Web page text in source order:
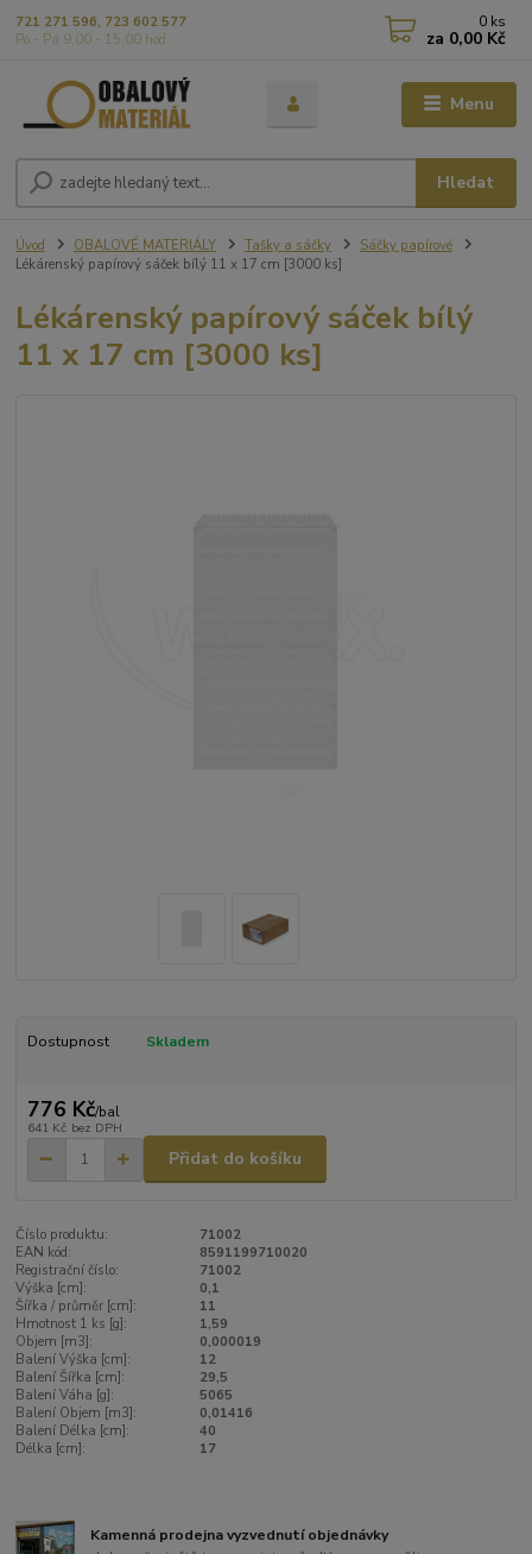
Menu
Hledat
721 271 596, 723 602 577
Po - Pá 9,00 - 15,00 hod
0 ks
za 0,00 Kč
Úvod OBALOVÉ MATERIÁLY Tašky a sáčky
Sáčky papírové
Lékárenský papírový sáček bílý 11 x 17 cm [3000 ks]
Lékárenský papírový sáček bílý
11 x 17 cm [3000 ks]
Dostupnost Skladem
776 Kč/bal
641 Kč bez DPH
Přidat do košíku
Číslo produktu:
71002
EAN kód:
8591199710020
Registrační číslo:
71002
Výška [cm]:
0,1
Šířka / průměr [cm]:
11
Hmotnost 1 ks [g]:
1,59
Objem [m3]:
0,000019
Balení Výška [cm]:
12
Balení Šířka [cm]:
29,5
Balení Váha [g]:
5065
Balení Objem [m3]:
0,01416
Balení Délka [cm]:
40
Délka [cm]:
17
Kamenná prodejna vyzvednutí objednávky